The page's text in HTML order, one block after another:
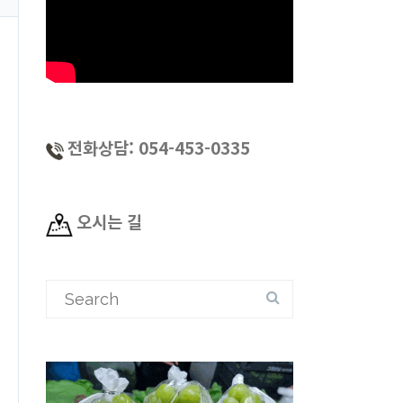
전화상담: 054-453-0335
오시는 길
Search
for: